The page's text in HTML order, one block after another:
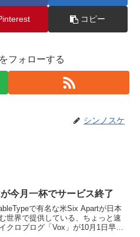
コピー
フォローする
シンノスケ
今月一杯でサービス終了
で有名な米Six Apartが日本
世界で提供している、ちょっと速
クロブログ「Vox」が10月1日早朝